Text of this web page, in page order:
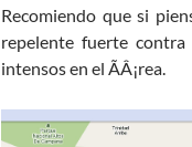
Recomiendo que si
repelente fuerte contra
intensos en el ÃÂ¡rea.